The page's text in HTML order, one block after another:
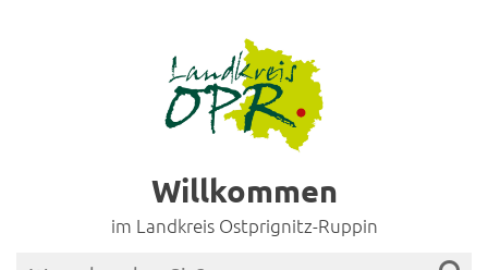
Willkommen
im Landkreis Ostprignitz-Ruppin